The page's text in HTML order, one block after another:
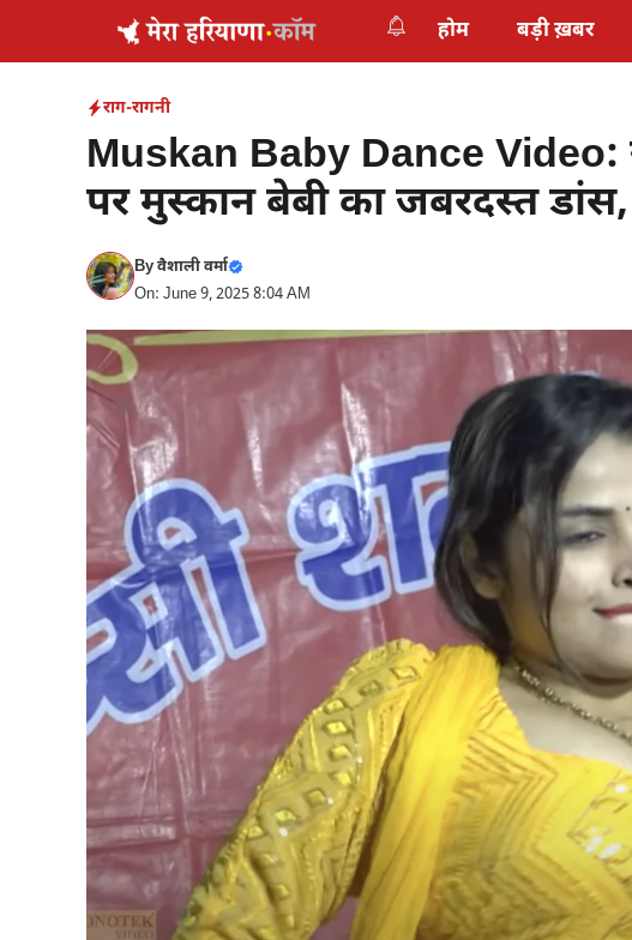
होम बड़ी ख़बर
राग-रागनी
Muskan Baby Dance Video:
पर मुस्कान बेबी का जबरदस्त
Byवैशाली वर्मा
On: June 9, 2025 8:04 AM